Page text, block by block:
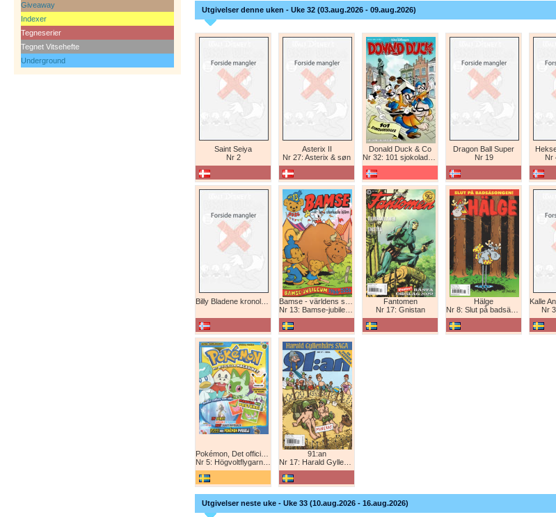
Giveaway
Indexer
Tegneserier
Tegnet Vitsehefte
Underground
Utgivelser denne uken - Uke 32 (03.aug.2026 - 09.aug.2026)
Saint Seiya
Nr 2
Asterix II
Nr 27: Asterix & søn
Donald Duck & Co
Nr 32: 101 sjokoladeboller
Dragon Ball Super
Nr 19
Nr
Nr 13: Bamse-jubileum 1966-2026
Fantomen
Nr 17: Gnistan
Hälge
Nr 8: Slut på badsäsongen!
Nr
Nr 5: Högvoltflygarna mot Svart Rayquaza!
91:an
Nr 17: Harald Gyllenhårs saga
Utgivelser neste uke - Uke 33 (10.aug.2026 - 16.aug.2026)